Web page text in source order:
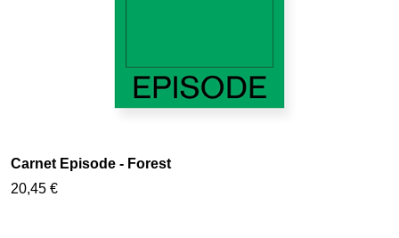
Carnet Episode - Forest
20,45 €